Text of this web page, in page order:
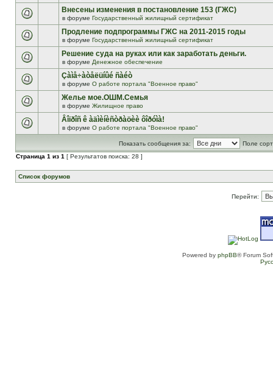
Внесены изменения в постановление 153 (ГЖС)
в форуме Государственный жилищный сертификат
Продление подпрограммы ГЖС на 2011-2015 годы
в форуме Государственный жилищный сертификат
Решение суда на руках или как заработать деньги.
в форуме Денежное обеспечение
Çàìå÷àòåëüíûé ñàéò
в форуме О работе портала "Военное право"
Желье мое.ОШМ.Семья
в форуме Жилищное право
Âîïðîñ ê àäìèíèñòðàöèè ôîðóìà!
в форуме О работе портала "Военное право"
Показать сообщения за:
Поле
Страница 1 из 1 [ Результатов поиска: 28 ]
Список форумов
Перейти:
Powered by phpBB® Forum